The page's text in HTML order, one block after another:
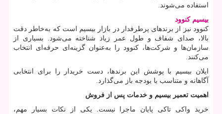
استفاده می‌شوند.
بیسیم کنوود
کنوود نیز از برندهای پرطرفدار در بازار بیسیم است که به‌خاطر دقت
بالا، صدای شفاف و طول عمر زیاد شناخته می‌شود. بسیاری از
سازمان‌ها و شرکت‌ها، کنوود را به‌عنوان گزینه‌ای حرفه‌ای انتخاب
می‌کنند.
ایلان بیسیم با پوشش این برندها، دست خریدار را برای انتخابی
آگاهانه و متناسب با بودجه باز می‌گذارد.
اهمیت تعمیر بیسیم و خدمات پس از فروش
خرید واکی تاکی پایان ماجرا نیست. یکی از نکات بسیار مهم،